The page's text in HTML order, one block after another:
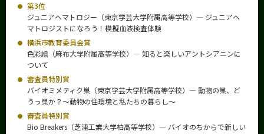
第3位
ジュニアヘマトロジー（東京学芸大学附属高等学校）― ジュニアヘ
マトロジストになろう！模擬血液検査体験
横浜市教育委員会賞
色彩組（麻布大学附属高等学校）― 知ると楽しいアントシアニンに
ついて
審査員特別賞
バイオミメティク巣（東京学芸大学附属高等学校）― 動物の巣、ど
うっ巣か？～動物の住環境と私たちの暮らし～
審査員特別賞
Bio Breakers（芝浦工業大学柏高等学校）― バイオのちからで新しい